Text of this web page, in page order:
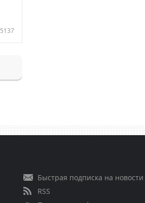
5137
Быстрая подписка на новости
RSS